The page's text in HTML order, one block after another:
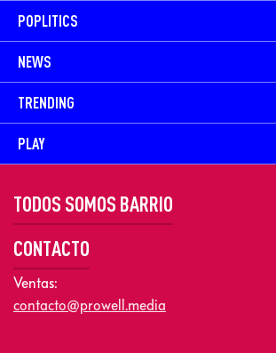
POPLITICS
NEWS
TRENDING
PLAY
TODOS SOMOS BARRIO
CONTACTO
Ventas:
contacto@prowell.media